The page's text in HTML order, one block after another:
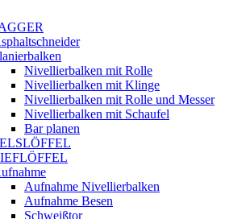
Nivellierbalken mit Rolle
Nivellierbalken mit Klinge
Nivellierbalken mit Rolle und Messer
Nivellierbalken mit Schaufel
Bar planen
Aufnahme Nivellierbalken
Aufnahme Besen
Schweißtor